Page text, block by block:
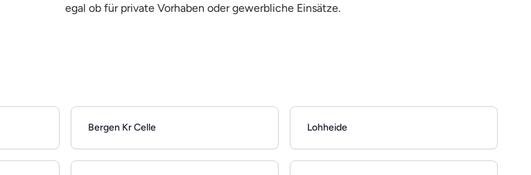
egal ob für private Vorhaben oder gewerbliche Einsätze.
Bergen Kr Celle Lohheide